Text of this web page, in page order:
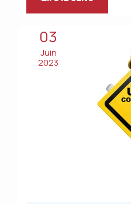
03
Juin
2023